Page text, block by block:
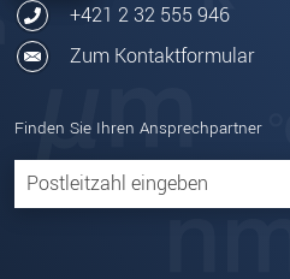
+421 2 32 555 946
Zum Kontaktformular
Finden Sie Ihren Ansprechpartner